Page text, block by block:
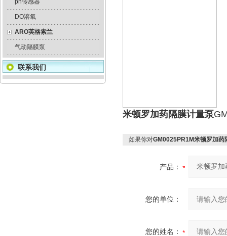
ph传感器
DO溶氧
ARO英格索兰
气动隔膜泵
联系我们
米顿罗加药隔膜计量泵
如果你对GM0025PR1M米顿罗加药
产品：
您的单位：
您的姓名：